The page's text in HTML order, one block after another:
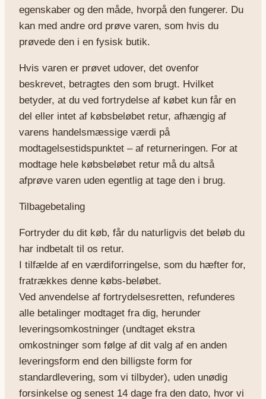
egenskaber og den måde, hvorpå den fungerer. Du
kan med andre ord prøve varen, som hvis du
prøvede den i en fysisk butik.
Hvis varen er prøvet udover, det ovenfor
beskrevet, betragtes den som brugt. Hvilket
betyder, at du ved fortrydelse af købet kun får en
del eller intet af købsbeløbet retur, afhængig af
varens handelsmæssige værdi på
modtagelsestidspunktet – af returneringen. For at
modtage hele købsbeløbet retur må du altså
afprøve varen uden egentlig at tage den i brug.
Tilbagebetaling
Fortryder du dit køb, får du naturligvis det beløb du
har indbetalt til os retur.
I tilfælde af en værdiforringelse, som du hæfter for,
fratrækkes denne købs-beløbet.
Ved anvendelse af fortrydelsesretten, refunderes
alle betalinger modtaget fra dig, herunder
leveringsomkostninger (undtaget ekstra
omkostninger som følge af dit valg af en anden
leveringsform end den billigste form for
standardlevering, som vi tilbyder), uden unødig
forsinkelse og senest 14 dage fra den dato, hvor vi